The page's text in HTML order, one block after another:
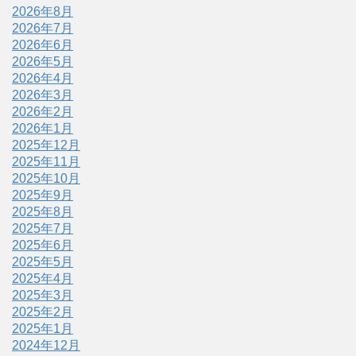
2026年8月
2026年7月
2026年6月
2026年5月
2026年4月
2026年3月
2026年2月
2026年1月
2025年12月
2025年11月
2025年10月
2025年9月
2025年8月
2025年7月
2025年6月
2025年5月
2025年4月
2025年3月
2025年2月
2025年1月
2024年12月